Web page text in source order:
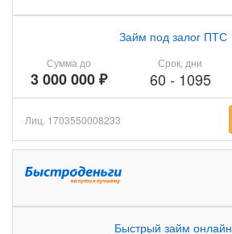
Сумма до
3 000 000 ₽
Займ под залог ПТС
Срок, дни
60 - 1095
Лиц. 1703550008233
Быстрый займ онлайн